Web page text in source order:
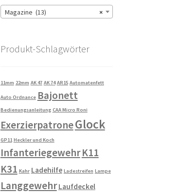
×
Magazine (13)
Produkt-Schlagwörter
11mm 22mm AK 47 AK 74 AR15 Automatenfett
Auto Ordnance Bajonett
Bedienungsanleitung CAA Micro Roni
ExerzierpatroneGlock
GP11 Heckler und Koch
InfanteriegewehrK11
K31 Kahr Ladehilfe Ladestreifen Lampe
Langgewehr Laufdeckel